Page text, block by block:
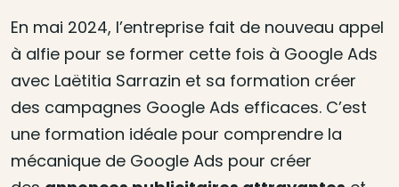
En mai 2024, l’entreprise fait de nouveau appel
à alfie pour se former cette fois à Google Ads
avec Laëtitia Sarrazin et sa formation créer
des campagnes Google Ads efficaces. C’est
une formation idéale pour comprendre la
mécanique de Google Ads pour créer